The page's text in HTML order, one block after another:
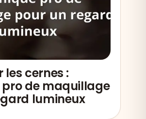
cernes :
de maquillage
lumineux